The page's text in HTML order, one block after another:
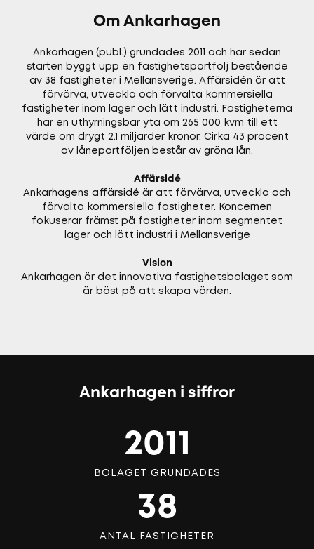
Om Ankarhagen
Ankarhagen (publ.) grundades 2011 och har sedan
starten byggt upp en fastighetsportfölj bestående
av 38 fastigheter i Mellansverige. Affärsidén är att
förvärva, utveckla och förvalta kommersiella
fastigheter inom lager och lätt industri. Fastigheterna
har en uthyrningsbar yta om 265 000 kvm till ett
värde om drygt 2.1 miljarder kronor. Cirka 43 procent
av låneportföljen består av gröna lån.
Affärsidé
Ankarhagens affärsidé är att förvärva, utveckla och
förvalta kommersiella fastigheter. Koncernen
fokuserar främst på fastigheter inom segmentet
lager och lätt industri i Mellansverige
Vision
Ankarhagen är det innovativa fastighetsbolaget som
är bäst på att skapa värden.
Ankarhagen i siffror
2011
BOLAGET GRUNDADES
38
ANTAL FASTIGHETER